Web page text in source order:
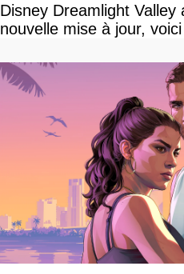
Disney Dreamlight Valley
nouvelle mise à jour,